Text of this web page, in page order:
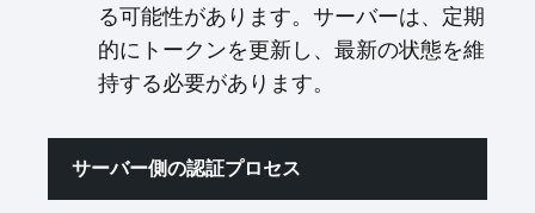
る可能性があります。サーバーは、定期
的にトークンを更新し、最新の状態を維
持する必要があります。
サーバー側の認証プロセス